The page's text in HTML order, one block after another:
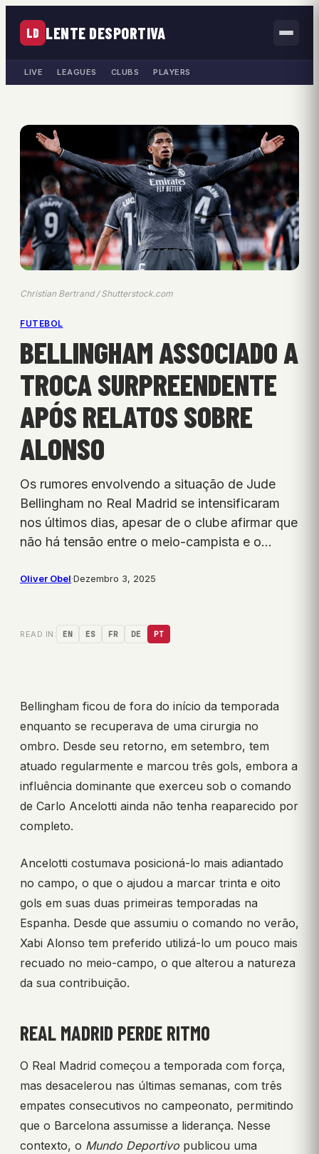
LD LENTE DESPORTIVA
LIVE LEAGUES CLUBS PLAYERS
Christian Bertrand / Shutterstock.com
FUTEBOL
BELLINGHAM ASSOCIADO A
TROCA SURPREENDENTE
APÓS RELATOS SOBRE
ALONSO
Os rumores envolvendo a situação de Jude
Bellingham no Real Madrid se intensificaram
nos últimos dias, apesar de o clube afirmar que
não há tensão entre o meio-campista e o…
Oliver Obel·Dezembro 3, 2025
READ IN: EN ES FR DE PT
Bellingham ficou de fora do início da temporada
enquanto se recuperava de uma cirurgia no
ombro. Desde seu retorno, em setembro, tem
atuado regularmente e marcou três gols, embora a
influência dominante que exerceu sob o comando
de Carlo Ancelotti ainda não tenha reaparecido por
completo.
Ancelotti costumava posicioná-lo mais adiantado
no campo, o que o ajudou a marcar trinta e oito
gols em suas duas primeiras temporadas na
Espanha. Desde que assumiu o comando no verão,
Xabi Alonso tem preferido utilizá-lo um pouco mais
recuado no meio-campo, o que alterou a natureza
da sua contribuição.
REAL MADRID PERDE RITMO
O Real Madrid começou a temporada com força,
mas desacelerou nas últimas semanas, com três
empates consecutivos no campeonato, permitindo
que o Barcelona assumisse a liderança. Nesse
contexto, o Mundo Deportivo publicou uma